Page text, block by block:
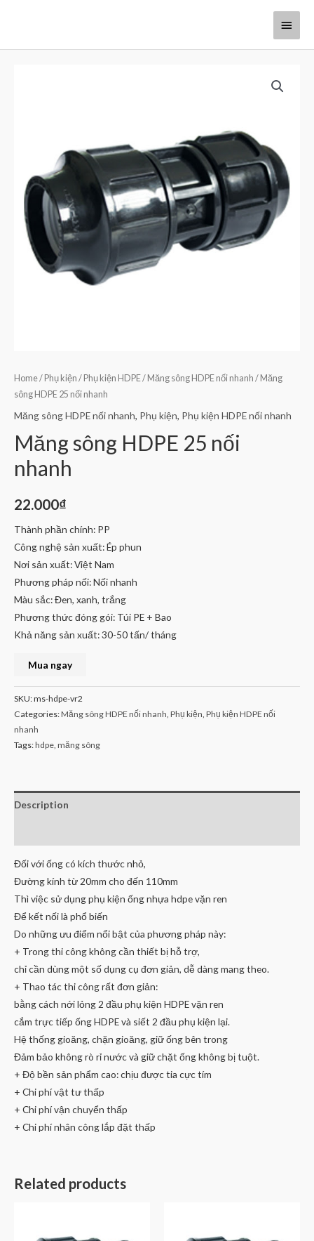
Home/ Phụ kiện / Phụ kiện HDPE/ Măng sông HDPE nối nhanh / Măng
sông HDPE 25 nối nhanh
Măng sông HDPE nối nhanh, Phụ kiện, Phụ kiện HDPE nối nhanh
Măng sông HDPE 25 nối
nhanh
22.000₫
Thành phần chính: PP
Công nghệ sản xuất: Ép phun
Nơi sản xuất: Việt Nam
Phương pháp nối: Nối nhanh
Màu sắc: Đen, xanh, trắng
Phương thức đóng gói: Túi PE + Bao
Khả năng sản xuất: 30-50 tấn/ tháng
Mua ngay
SKU:ms-hdpe-vr2
Categories:Măng sông HDPE nối nhanh Phụ kiện Phụ kiện HDPE nối
nhanh
Tags:hdpe măng sông
Description
Đối với ống có kích thước nhỏ,
Đường kính từ 20mm cho đến 110mm
Thì việc sử dụng phụ kiện ống nhựa hdpe vặn ren
Để kết nối là phổ biến
Do những ưu điểm nổi bật của phương pháp này:
+ Trong thi công không cần thiết bị hỗ trợ,
chỉ cần dùng một số dụng cụ đơn giản, dễ dàng mang theo.
+ Thao tác thi công rất đơn giản:
bằng cách nới lỏng 2 đầu phụ kiện HDPE vặn ren
cắm trực tiếp ống HDPE và siết 2 đầu phụ kiện lại.
Hệ thống gioăng, chặn gioăng, giữ ống bên trong
Đảm bảo không rò rỉ nước và giữ chặt ống không bị tuột.
+ Độ bền sản phẩm cao: chịu được tia cực tím
+ Chi phí vật tư thấp
+ Chi phí vận chuyển thấp
+ Chi phí nhân công lắp đặt thấp
Related products